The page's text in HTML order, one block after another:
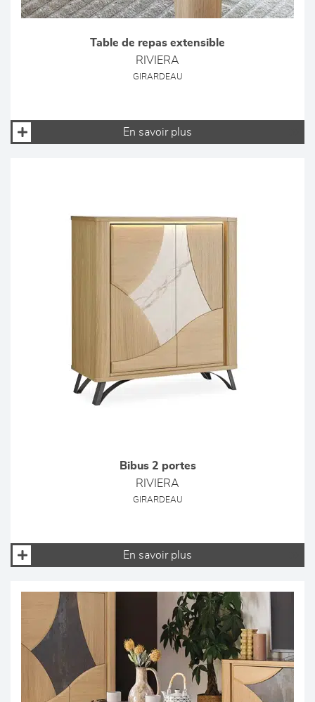
Table de repas extensible
RIVIERA
GIRARDEAU
En savoir plus
Bibus 2 portes
RIVIERA
GIRARDEAU
En savoir plus